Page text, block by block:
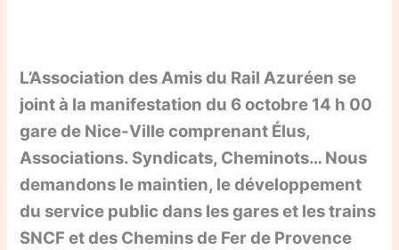
L’Association des Amis du Rail Azuréen se
joint à la manifestation du 6 octobre 14 h 00
gare de Nice-Ville comprenant Élus,
Associations. Syndicats, Cheminots… Nous
demandons le maintien, le développement
du service public dans les gares et les trains
SNCF et des Chemins de Fer de Provence